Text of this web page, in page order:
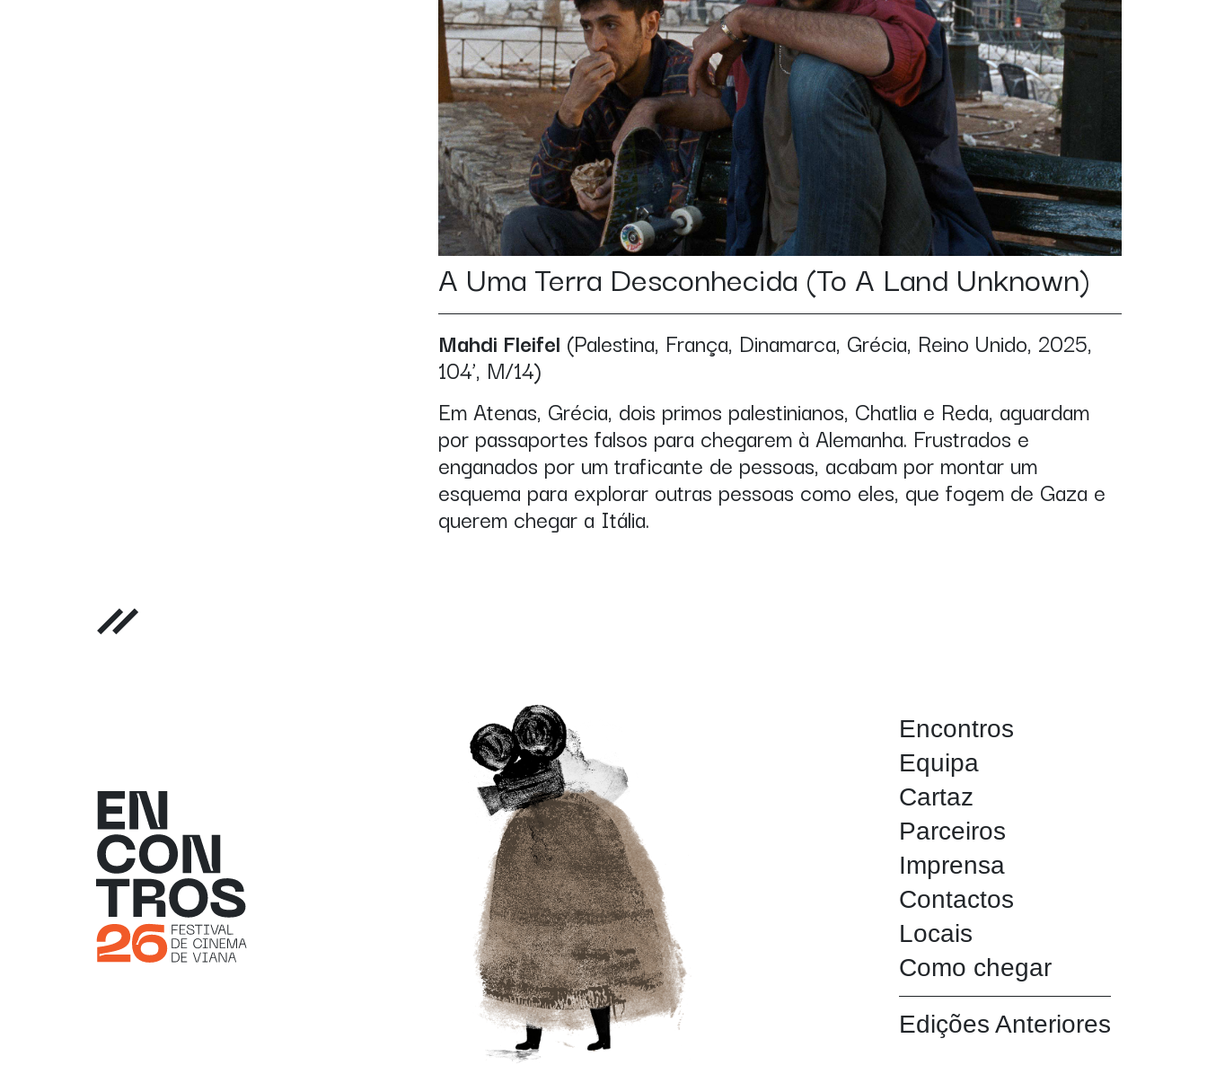
A Uma Terra Desconhecida (To A Land Unknown)
Mahdi Fleifel (Palestina, França, Dinamarca, Grécia, Reino Unido, 2025,
104’, M/14)
Em Atenas, Grécia, dois primos palestinianos, Chatlia e Reda, aguardam
por passaportes falsos para chegarem à Alemanha. Frustrados e
enganados por um traficante de pessoas, acabam por montar um
esquema para explorar outras pessoas como eles, que fogem de Gaza e
querem chegar a Itália.
Encontros
Equipa
Cartaz
Parceiros
Imprensa
Contactos
Locais
Como chegar
Edições Anteriores